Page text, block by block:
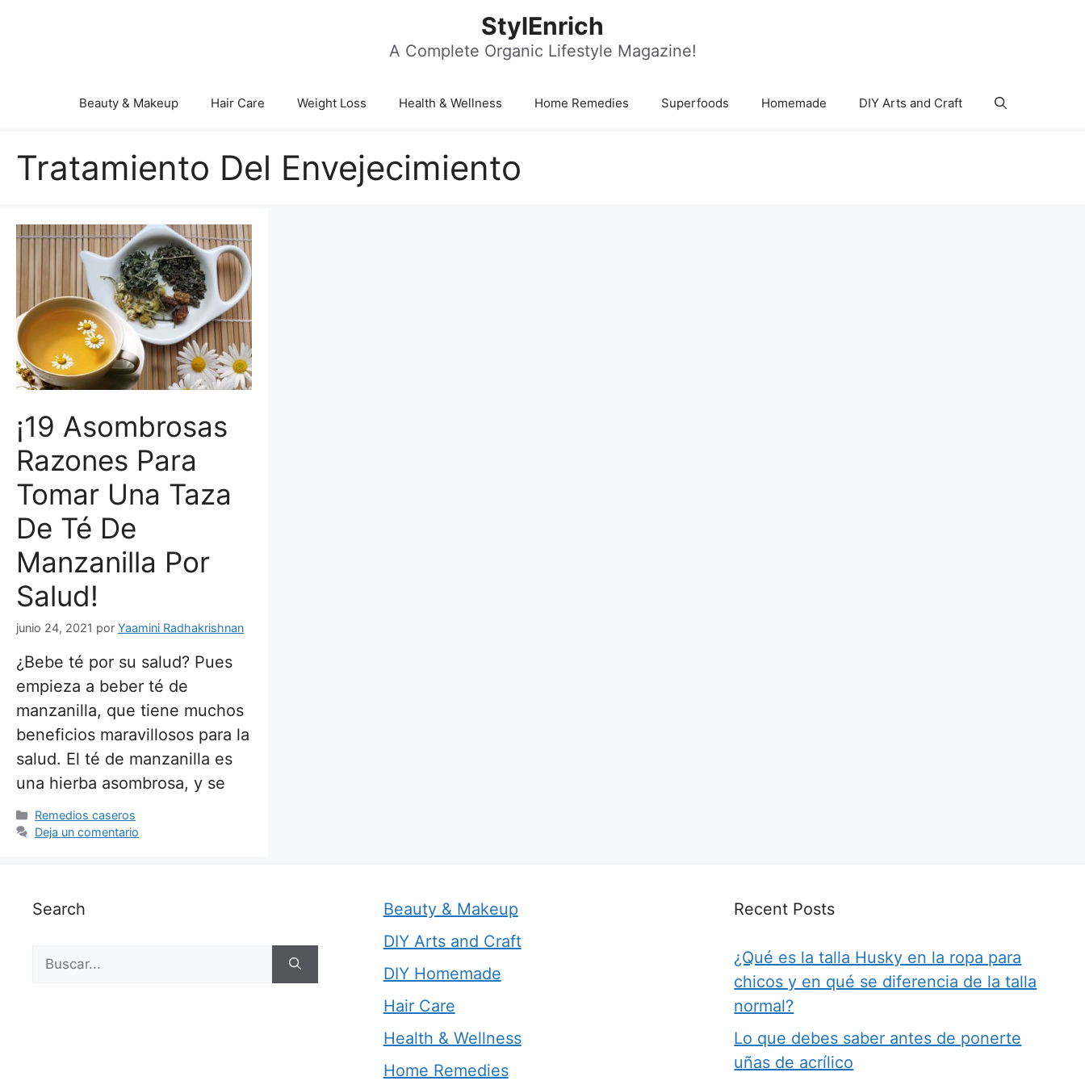
StylEnrich
A Complete Organic Lifestyle Magazine!
Beauty & Makeup Hair Care Weight Loss Health & Wellness Home Remedies Superfoods Homemade DIY Arts and Craft
Tratamiento Del Envejecimiento
¡19 Asombrosas
Razones Para
Tomar Una Taza
De Té De
Manzanilla Por
Salud!
junio 24, 2021 por Yaamini Radhakrishnan
¿Bebe té por su salud? Pues
empieza a beber té de
manzanilla, que tiene muchos
beneficios maravillosos para la
salud. El té de manzanilla es
una hierba asombrosa, y se
Categorías
Remedios caseros
Deja un comentario
Search
Buscar:
Beauty & Makeup
DIY Arts and Craft
DIY Homemade
Hair Care
Health & Wellness
Home Remedies
Recent Posts
¿Qué es la talla Husky en la ropa para
chicos y en qué se diferencia de la talla
normal?
Lo que debes saber antes de ponerte
uñas de acrílico